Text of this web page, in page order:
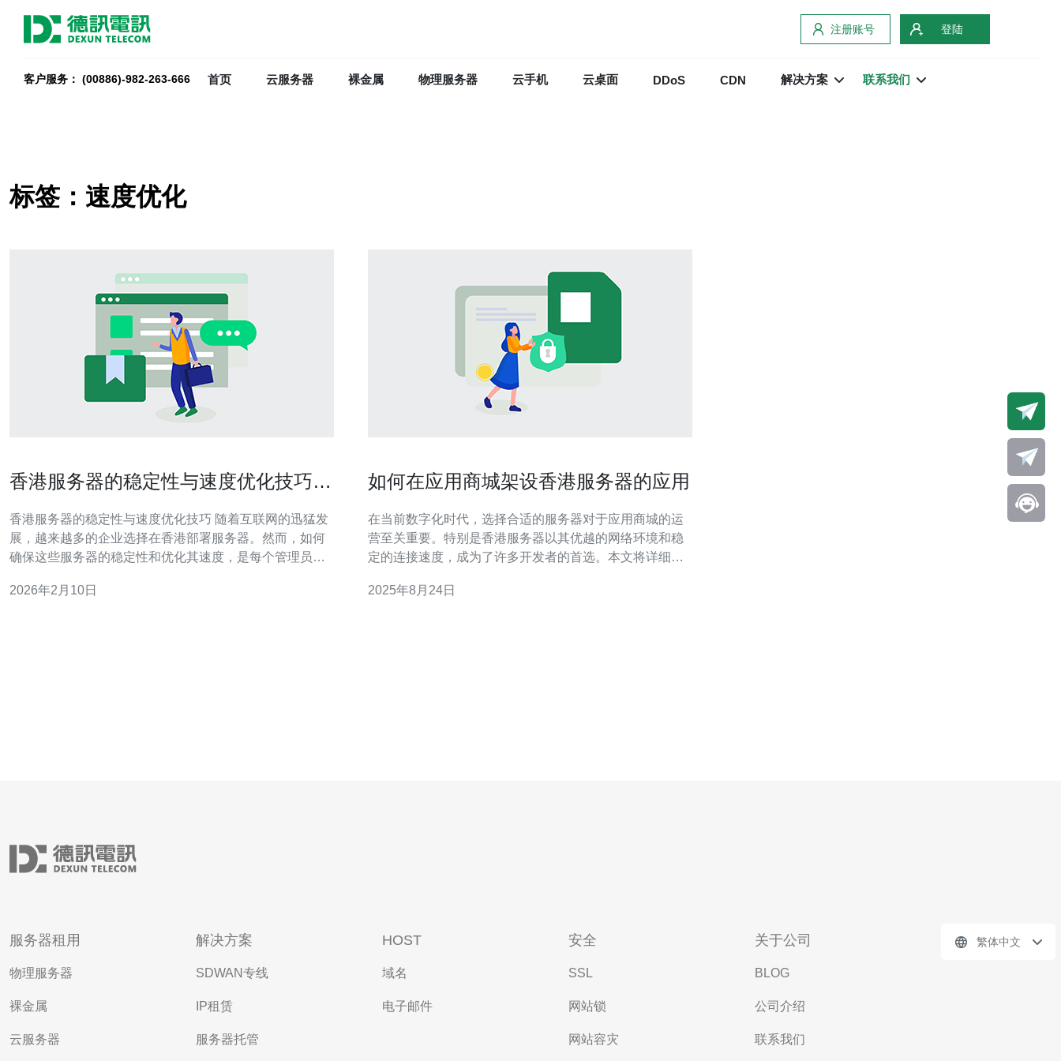
注册账号 登陆
客户服务： (00886)-982-263-666 首页 云服务器 裸金属 物理服务器 云手机 云桌面 DDoS CDN 解决方案 联系我们
标签：速度优化
香港服务器的稳定性与速度优化技巧分
香港服务器的稳定性与速度优化技巧 随着互联网的迅猛发
展，越来越多的企业选择在香港部署服务器。然而，如何
确保这些服务器的稳定性和优化其速度，是每个管理员必
升香港服务器的性能。 1. 选择优质的服务提供商 选择一个
2026年2月10日
如何在应用商城架设香港服务器的应用
在当前数字化时代，选择合适的服务器对于应用商城的运
营至关重要。特别是香港服务器以其优越的网络环境和稳
定的连接速度，成为了许多开发者的首选。本文将详细介
更好地选择和优化服务器。 什么是香港服务器？ 香港服务
2025年8月24日
服务器租用
物理服务器
裸金属
云服务器
解决方案
SDWAN专线
IP租赁
服务器托管
HOST
域名
电子邮件
安全
SSL
网站锁
网站容灾
关于公司
BLOG
公司介绍
联系我们
繁体中文